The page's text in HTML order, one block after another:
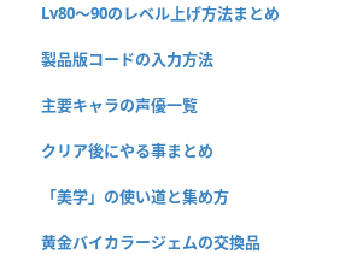
Lv80〜90のレベル上げ方法まとめ
製品版コードの入力方法
主要キャラの声優一覧
クリア後にやる事まとめ
「美学」の使い道と集め方
黄金バイカラージェムの交換品